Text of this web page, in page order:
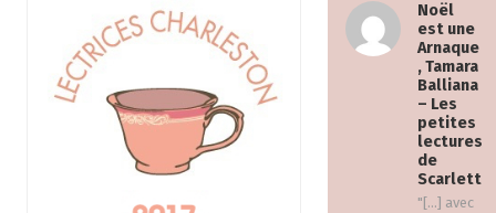
Noël
est une
Arnaque
, Tamara
Balliana
– Les
petites
lectures
de
Scarlett
"[…] avec